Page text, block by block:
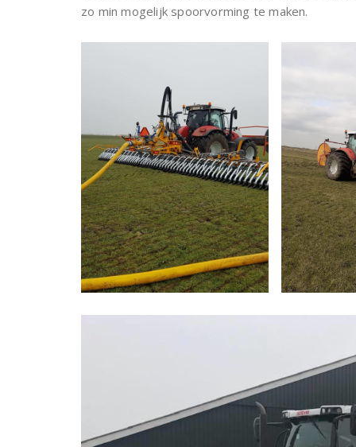
zo min mogelijk spoorvorming te maken.